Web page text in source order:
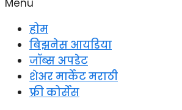
होम
बिझनेस आयडिया
जॉब्स अपडेट
शेअर मार्केट मराठी
फ्री कोर्सेस